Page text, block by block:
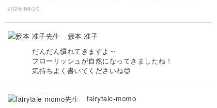
2026/04/20
籔本 准子
だんだん慣れてきますよ～
フローリッシュが自然になってきましたね！
気持ちよく書いてくださいね😊
fairytale-momo